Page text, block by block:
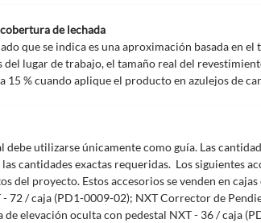
de lechada
que se indica es una aproximación basada en
del lugar de trabajo, el tamaño real del
15 % cuando aplique el producto en azulejos de
debe utilizarse únicamente como guía. Las
cantidades exactas requeridas. Los siguientes
del proyecto. Estos accesorios se venden en
- 72 / caja (PD1-0009-02); NXT Corrector de
elevación oculta con pedestal NXT - 36 / caja